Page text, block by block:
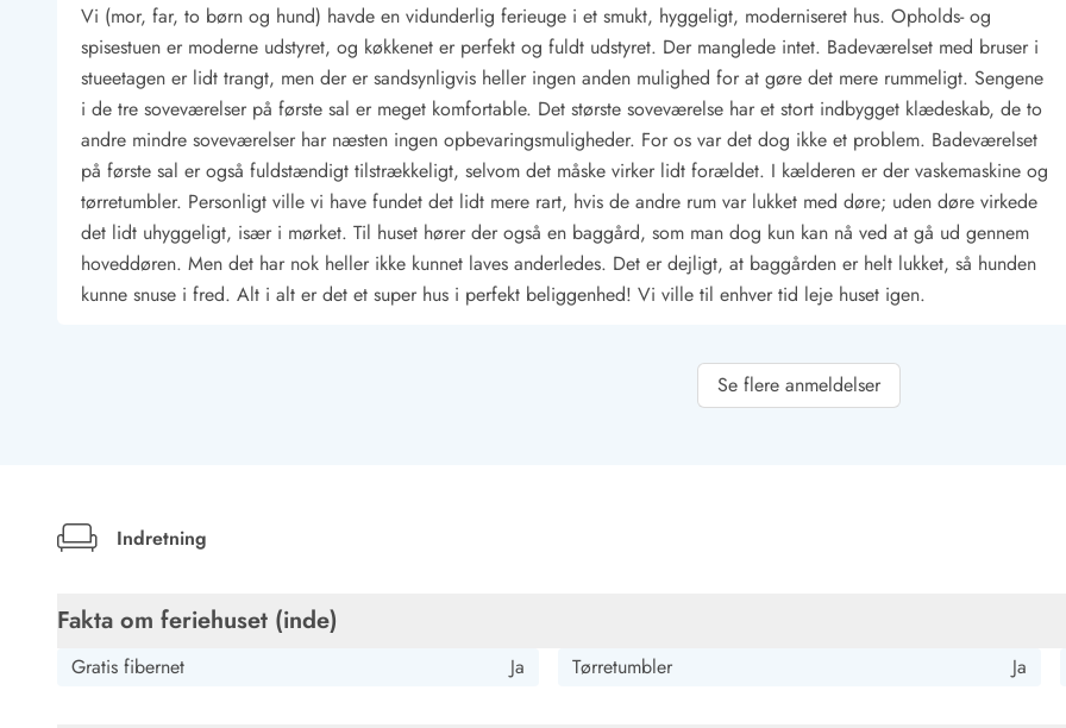
Gæsterne siger
Nyhedsbrev
Sponsorater - Esmark støtter
Lejebetingelser
Persondata- og cookiepolitik
Job hos Esmark
Vi (mor, far, to børn og hund) havde en vidunderlig ferieuge i et smukt, hyggeligt, moderniseret hus. Opholds- og
spisestuen er moderne udstyret, og køkkenet er perfekt og fuldt udstyret. Der manglede intet. Badeværelset med bruser i
stueetagen er lidt trangt, men der er sandsynligvis heller ingen anden mulighed for at gøre det mere rummeligt. Sengene
i de tre soveværelser på første sal er meget komfortable. Det største soveværelse har et stort indbygget klædeskab, de to
andre mindre soveværelser har næsten ingen opbevaringsmuligheder. For os var det dog ikke et problem. Badeværelset
på første sal er også fuldstændigt tilstrækkeligt, selvom det måske virker lidt forældet. I kælderen er der vaskemaskine og
tørretumbler. Personligt ville vi have fundet det lidt mere rart, hvis de andre rum var lukket med døre; uden døre virkede
det lidt uhyggeligt, især i mørket. Til huset hører der også en baggård, som man dog kun kan nå ved at gå ud gennem
hoveddøren. Men det har nok heller ikke kunnet laves anderledes. Det er dejligt, at baggården er helt lukket, så hunden
kunne snuse i fred. Alt i alt er det et super hus i perfekt beliggenhed! Vi ville til enhver tid leje huset igen.
Deutschland
AI Oversat (Se oprindelig)
Se flere anmeldelser
Indretning
Fakta om feriehuset (inde)
Gratis fibernet Ja Tørretumbler Ja